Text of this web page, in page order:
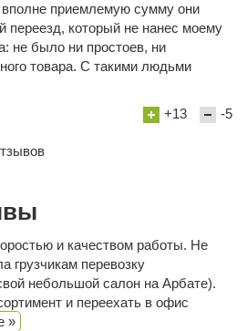
вполне приемлемую сумму они
переезд, который не нанес моему
не было ни простоев, ни
товара. С такими людьми
+13 -5
и качеством работы. Не
грузчикам перевозку
небольшой салон на Арбате).
и переехать в офис
»